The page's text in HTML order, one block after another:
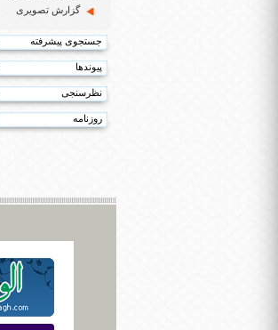
گزارش تصویری
جستجوی پیشرفته
پیوندها
نظرسنجی
روزنامه